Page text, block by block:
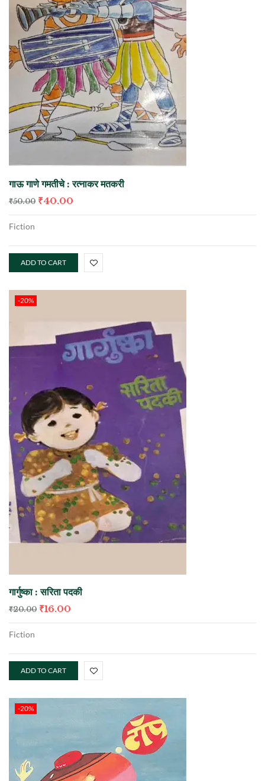
गाऊ गाणे गमतीचे : रत्नाकर मतकरी
₹50.00 ₹40.00
Fiction
ADD TO CART
-20%
गार्गुष्का : सरिता पदकी
₹20.00 ₹16.00
Fiction
ADD TO CART
-20%